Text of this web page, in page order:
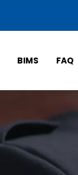
BIMS FAQ